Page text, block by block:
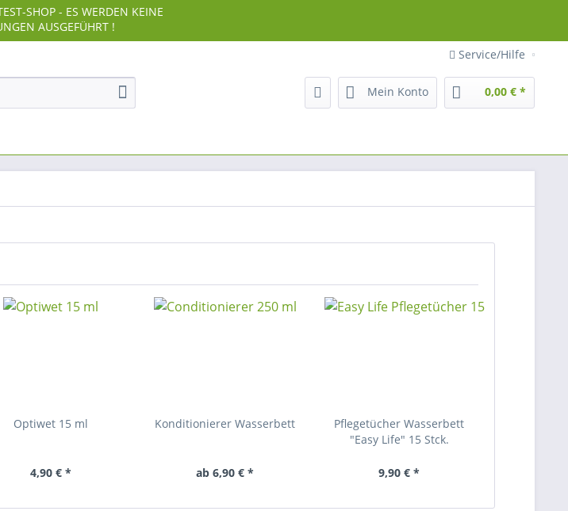
SHOP - ES WERDEN KEINE
AUSGEFÜHRT !
Service/Hilfe
Mein Konto 0,00 € *
Optiwet 15 ml
4,90 € *
Konditionierer Wasserbett
ab 6,90 € *
Pflegetücher Wasserbett
"Easy Life" 15 Stck.
9,90 € *